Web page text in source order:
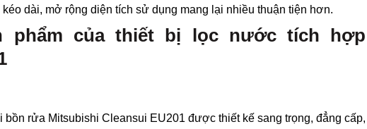
dài, mở rộng diện tích sử dụng mang lại nhiều thuận tiện hơn.
phẩm của thiết bị lọc nước tích hợp
rửa Mitsubishi Cleansui EU201 được thiết kế sang trọng, đẳng cấp,